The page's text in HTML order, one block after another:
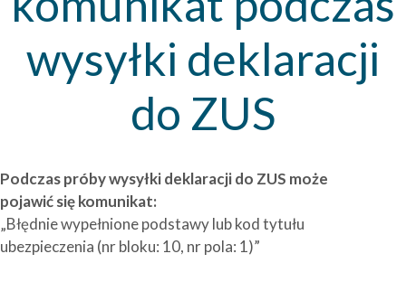
wysyłki deklaracji
do ZUS
Podczas próby wysyłki deklaracji do ZUS może
pojawić się komunikat:
„Błędnie wypełnione podstawy lub kod tytułu
ubezpieczenia (nr bloku: 10, nr pola: 1)”